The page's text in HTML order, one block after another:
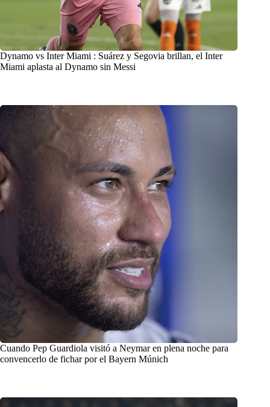
Dynamo vs Inter Miami : Suárez y Segovia brillan, el Inter
Miami aplasta al Dynamo sin Messi
Cuando Pep Guardiola visitó a Neymar en plena noche para
convencerlo de fichar por el Bayern Múnich